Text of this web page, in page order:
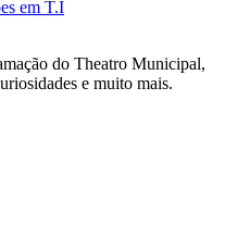
do Theatro Municipal,
e muito mais.